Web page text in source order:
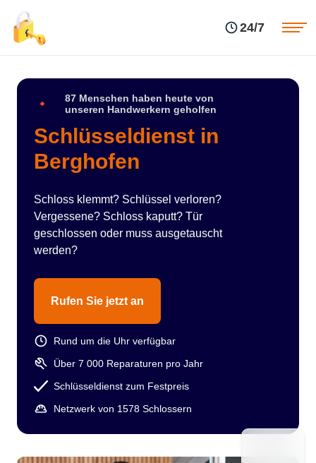
24/7
87 Menschen haben heute von
unseren Handwerkern geholfen
Schlüsseldienst in
Berghofen
Schloss klemmt? Schlüssel verloren?
Vergessene? Schloss kaputt? Tür
geschlossen oder muss ausgetauscht
werden?
Rufen Sie jetzt an
Rund um die Uhr verfügbar
Über 7 000 Reparaturen pro Jahr
Schlüsseldienst zum Festpreis
Netzwerk von 1578 Schlossern